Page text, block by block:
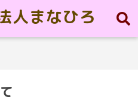
人まなひろ